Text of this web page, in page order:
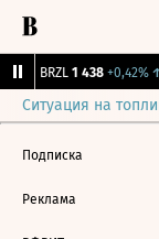
BRZL 1 438 +0,42%↑
Ситуация на
Подписка
Реклама